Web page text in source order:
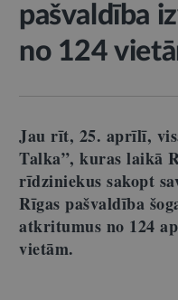
pašvaldība
no 124
Jau rīt, 25. aprīlī,
Talka”, kuras laikā
rīdziniekus sakopt
Rīgas pašvaldība
atkritumus no 124
vietām.